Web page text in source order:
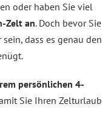
oder haben Sie viel
Zelt an. Doch bevor Sie
dass es genau den
persönlichen 4-
Sie Ihren Zelturlaub